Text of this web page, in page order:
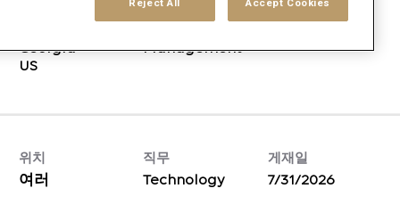
Georgia
US
직무
Management
게재일
위치
여러
직무
Technology
게재일
7/31/2026
Reject All Accept Cookies